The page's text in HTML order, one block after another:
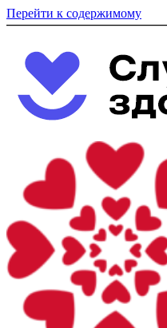
Перейти к содержимому